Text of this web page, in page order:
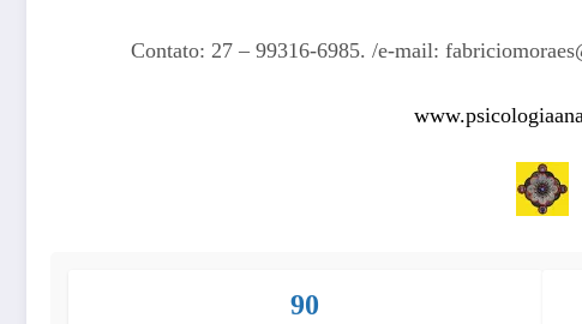
Contato: 27 – 99316-6985. /e-mail:
90